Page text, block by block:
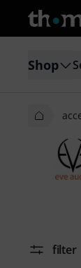
Shop
filter